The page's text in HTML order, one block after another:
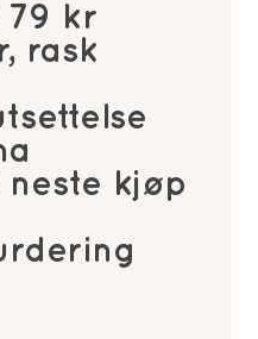
79 kr
rask
neste kjøp